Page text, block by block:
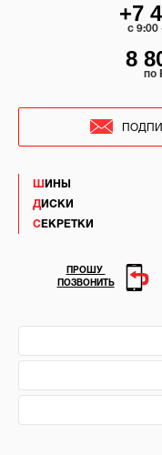
ШИНЫ
ДИСКИ
СЕКРЕТКИ
+7
c 9:00
8
по
ПРОШУ
ПОЗВОНИТЬ